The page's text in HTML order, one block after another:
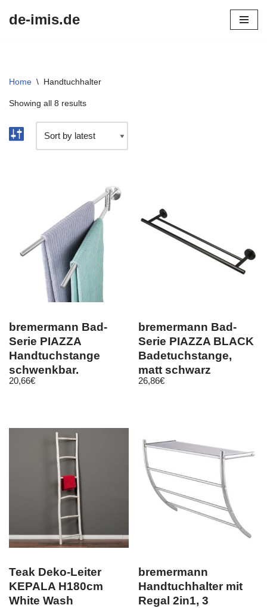
de-imis.de
Home \ Handtuchhalter
Showing all 8 results
bremermann Bad-
Serie PIAZZA
Handtuchstange
schwenkbar,
Edelstahl matt
20,66€
bremermann Bad-
Serie PIAZZA BLACK
Badetuchstange,
matt schwarz
26,86€
Teak Deko-Leiter
KEPALA H180cm
White Wash
bremermann
Handtuchhalter mit
Regal 2in1, 3